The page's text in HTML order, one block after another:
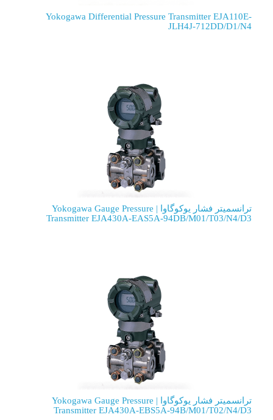
Yokogawa Differential Pressure
ترانسمیتر فشار یوکوگاوا | Yokogawa Gauge Pressure
Transmitter EJA430A-EAS5A-
ترانسمیتر فشار یوکوگاوا | Yokogawa Gauge Pressure
Transmitter EJA430A-EBS5A-